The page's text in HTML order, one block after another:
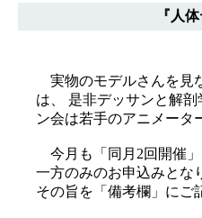
『人
実物のモデルさんを見
は、 是非デッサンと解
ン会は若手のアニメータ
今月も「同月2回開催
一方のみのお申込みとな
その旨を「備考欄」にご